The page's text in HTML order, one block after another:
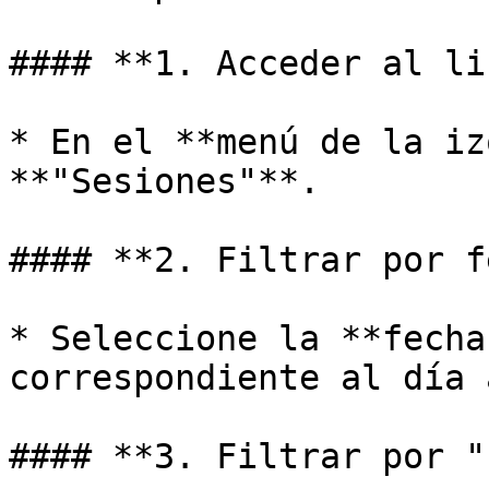
#### **1. Acceder al
* En el **menú de la
**"Sesiones"**.
#### **2. Filtrar por
* Seleccione la
correspondiente al
#### **3. Filtrar por